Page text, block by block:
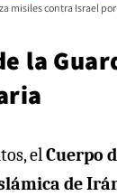
misiles contra Israel
la
elCuerpo
de